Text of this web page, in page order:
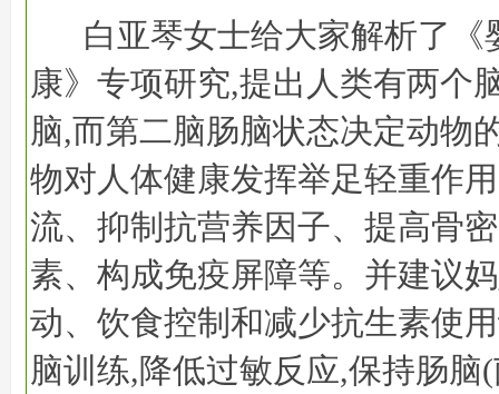
白亚琴女士给大家解析了《
康》专项研究,提出人类有两
脑,而第二脑肠脑状态决定动物
物对人体健康发挥举足轻重作
流、抑制抗营养因子、提高骨
素、构成免疫屏障等。并建议
动、饮食控制和减少抗生素使
脑训练,降低过敏反应,保持肠脑